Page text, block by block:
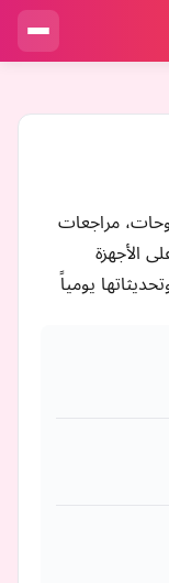
مراجعات
الأجهزة
يومياً